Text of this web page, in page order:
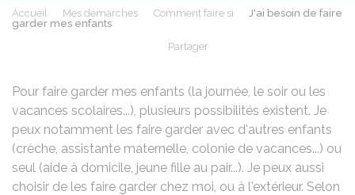
Accueil Mes démarches Comment faire si
J'ai besoin de faire
garder mes enfants
Partager
Pour faire garder mes enfants (la journée, le soir ou les
vacances scolaires...), plusieurs possibilités existent. Je
peux notamment les faire garder avec d'autres enfants
(crèche, assistante maternelle, colonie de vacances...) ou
seul (aide à domicile, jeune fille au pair...). Je peux aussi
choisir de les faire garder chez moi, ou à l'extérieur. Selon